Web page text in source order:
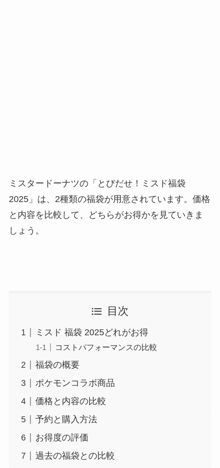
ミスタードーナツの「とびだせ！ミスド福袋
2025」は、2種類の福袋が用意されています。価格
と内容を比較して、どちらがお得かを見ていきま
しょう。
目次
ミスド 福袋 2025どれがお得
コストパフォーマンスの比較
福袋の概要
ポケモンコラボ商品
価格と内容の比較
予約と購入方法
お得度の評価
過去の福袋との比較